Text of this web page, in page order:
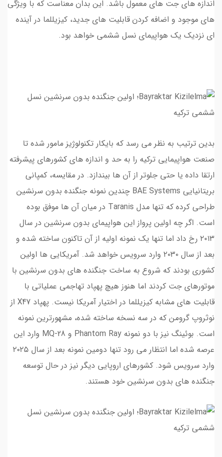
اندازه های جت های معمول باشد. این بدان معناست که با ویژگی
های موجود و اضافه کردن قابلیت های جدید، کیزیللما در آینده
ای نزدیک یک هواپیمای نسل ششمی خواهد بود.
بدین ترتیب به نظر می رسد که بایکار تکنولوژیز مامور شده تا
صنعت هواپیمایی ترکیه را به حد و اندازه های کشورهای پیشرفته
ارتقا داده یا حتی جلوتر از آن ها بیندازد. در مقایسه، کمپانی
بریتانیایی BAE Systems چندین نمونه جنگنده بدون سرنشین
طراحی کرده که تنها مدل Taranis در میان آن ها موفق بوده
است. اگر چه اولین پرواز این هواپیمای بدون سرنشین در سال
۲۰۱۳ رخ داد اما تنها یک نمونه اولیه از آن تاکنون ساخته شده و
بعد از سال ۲۰۳۰ وارد سرویس خواهد شد. آمریکایی ها اولین
کشوری بودند که شروع به ساخت جنگنده های بدون سرنشین با
موتورهای جت کردند اما هنوز هیچ پهپاد تهاجمی عملیاتی با
قابلیت های مشابه کیزیللما در اختیار آمریکا نیست. پهپاد X47 از
نوثروپ گرومن که در سه نسخه ساخته شده، مشهورترین نمونه
است. بوئینگ نیز با دو نمونه Phantom Ray و MQ-28 وارد این
عرصه شده اما انتظار می رود تنها دومین نمونه بعد از سال ۲۰۲۵
وارد سرویس شود. کشورهای اروپایی دیگر نیز در حال توسعه
جنگنده های بدون سرنشین خود هستند.